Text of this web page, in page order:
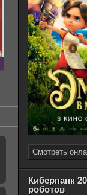
Смотреть
Киберпанк
роботов